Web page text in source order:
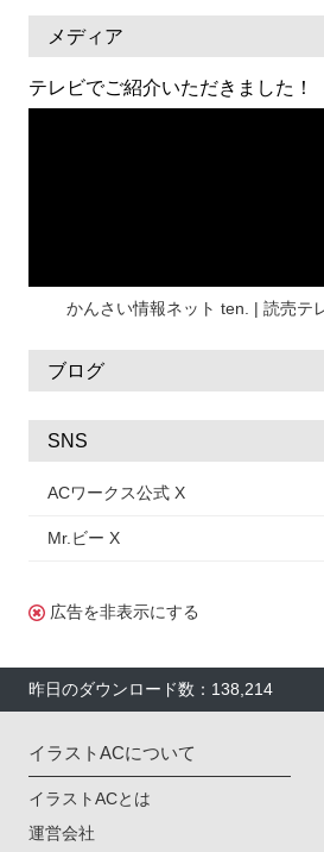
人物 暑中見舞い
日本地図 海
メディア
テレビでご紹介いただきました！
かんさい情報ネット ten. | 読売テ
ブログ
SNS
ACワークス公式 X
Mr.ビー X
広告を非表示にする
昨日のダウンロード数：138,214
イラストACについて
イラストACとは
運営会社